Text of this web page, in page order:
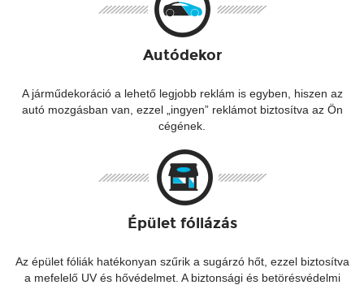
Autódekor
A járműdekoráció a lehető legjobb reklám is egyben, hiszen az
autó mozgásban van, ezzel „ingyen” reklámot biztosítva az Ön
cégének.
Épület fóliázás
Az épület fóliák hatékonyan szűrik a sugárzó hőt, ezzel biztosítva
a mefelelő UV és hővédelmet. A biztonsági és betörésvédelmi